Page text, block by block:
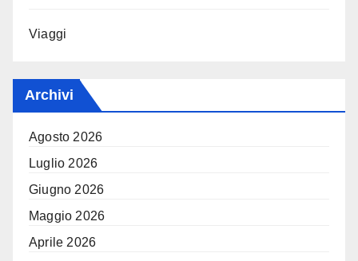
Viaggi
Archivi
Agosto 2026
Luglio 2026
Giugno 2026
Maggio 2026
Aprile 2026